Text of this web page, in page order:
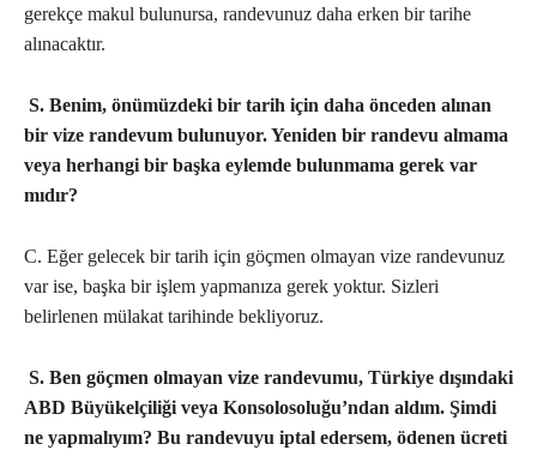
gerekçe makul bulunursa, randevunuz daha erken bir tarihe
alınacaktır.
S. Benim, önümüzdeki bir tarih için daha önceden alınan
bir vize randevum bulunuyor. Yeniden bir randevu almama
veya herhangi bir başka eylemde bulunmama gerek var
mıdır?
C. Eğer gelecek bir tarih için göçmen olmayan vize randevunuz
var ise, başka bir işlem yapmanıza gerek yoktur. Sizleri
belirlenen mülakat tarihinde bekliyoruz.
S. Ben göçmen olmayan vize randevumu, Türkiye dışındaki
ABD Büyükelçiliği veya Konsolosoluğu’ndan aldım. Şimdi
ne yapmalıyım? Bu randevuyu iptal edersem, ödenen ücreti